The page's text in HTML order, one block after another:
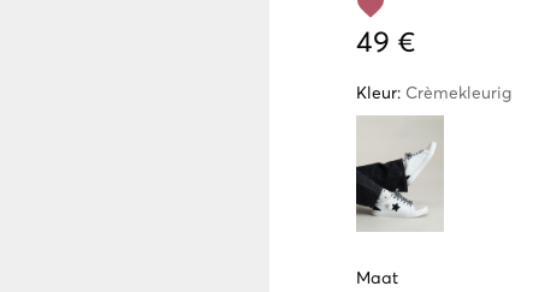
49 €
Kleur: Crèmekleurig
Maat